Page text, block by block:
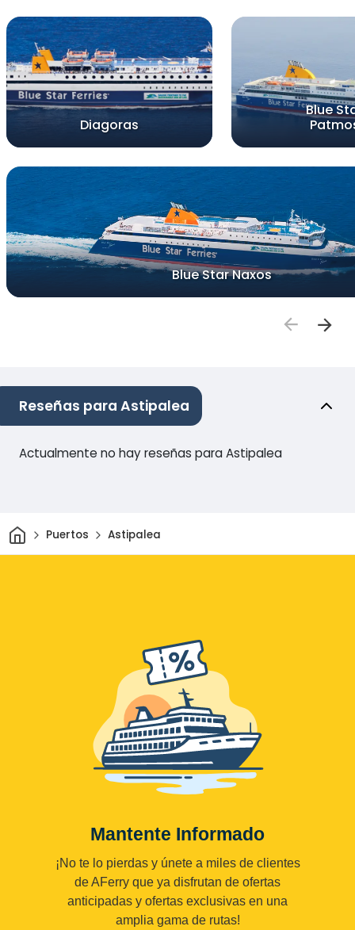
Diagoras
Blue
Blue Star Naxos
Reseñas para Astipalea
Actualmente no hay reseñas para Astipalea
InicioPuertos Astipalea
Mantente Informado
¡No te lo pierdas y únete a miles de clientes
de AFerry que ya disfrutan de ofertas
anticipadas y ofertas exclusivas en una
amplia gama de rutas!